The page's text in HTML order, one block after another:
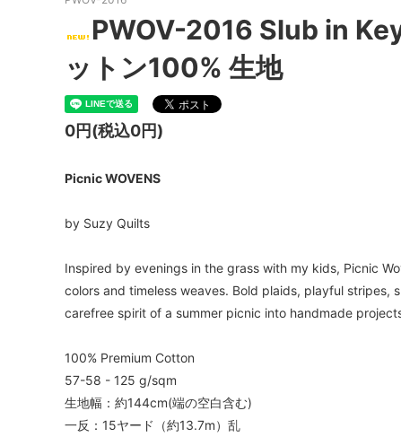
PWOV-2016 Slub in
ットン100% 生地
0円(税込0円)
Picnic WOVENS
by Suzy Quilts
Inspired by evenings in the grass with my kids, Picnic
colors and timeless weaves. Bold plaids, playful
carefree spirit of a summer picnic into handmade
100% Premium Cotton
57-58 - 125 g/sqm
生地幅：約144cm(端の空白含む)
一反：15ヤード（約13.7m）乱